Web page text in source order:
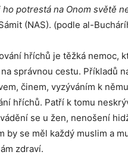
potrestá na Onom světě
(NAS). (podle al-
hříchů je těžká nemoc,
správnou cestu. Příkladů
činem, vyzýváním k
hříchů. Patří k tomu
se u žen, nenošení
by se měl každý muslim a
zdraví.